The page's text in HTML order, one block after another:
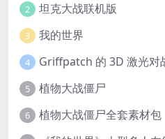
2 坦克大战联机版
3 我的世界
4 Griffpatch 的 3D 激光对
5 植物大战僵尸
6 植物大战僵尸全套素材包